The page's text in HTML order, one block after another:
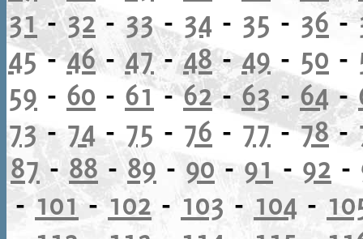
31-32-33- 34 - 35 - 36 -
45-46-47-48-49 - 50 -
59 - 60 - 61-62-63- 64-
73- 74 - 75 - 76 - 77-78-
87- 88 -89 - 90 - 91 - 92 -
-101 -102 - 103 - 104 -